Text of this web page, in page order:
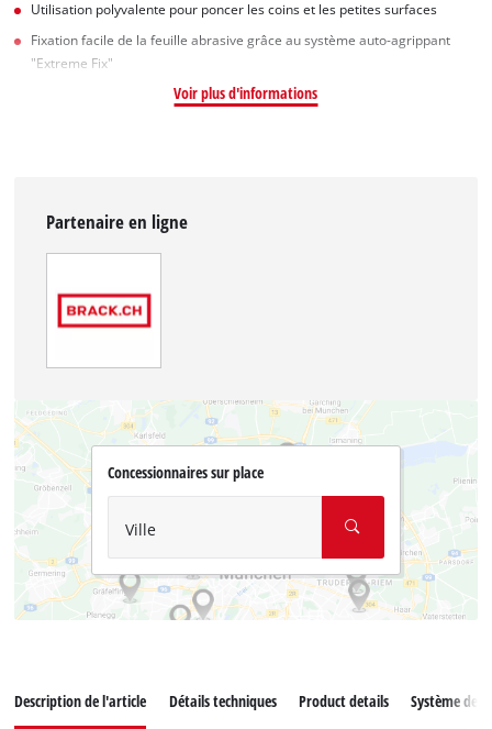
Utilisation polyvalente pour poncer les coins et les petites surfaces
Fixation facile de la feuille abrasive grâce au système auto-agrippant
"Extreme Fix"
Voir plus d'informations
Partenaire en ligne
Concessionnaires sur place
Ville
Description de l'article Détails techniques Product details Système de